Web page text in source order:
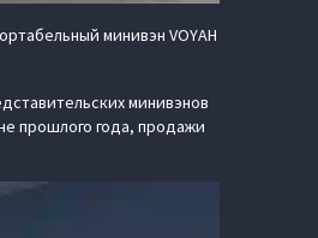
минивэн VOYAH
минивэнов
прошлого года, продажи